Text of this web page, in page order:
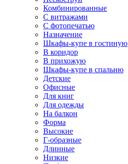
Комбинированные
С витражами
С фотопечатью
Назначение
Шкафы-купе в гостиную
В коридор
В прихожую
Шкафы-купе в спальню
Детские
Офисные
Для книг
Для одежды
На балкон
Форма
Высокие
Г-образные
Длинные
Низкие